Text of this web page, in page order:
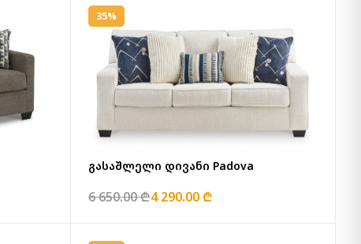
35%
გასაშლელი დივანი Padova
6 650.00 ₾4 290.00 ₾